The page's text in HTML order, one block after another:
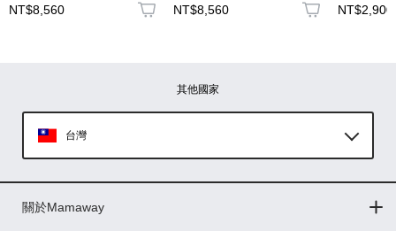
墊3件組)
NT$8,560
組)
NT$8,560
NT$2,900
其他國家
台灣
印尼
關於Mamaway